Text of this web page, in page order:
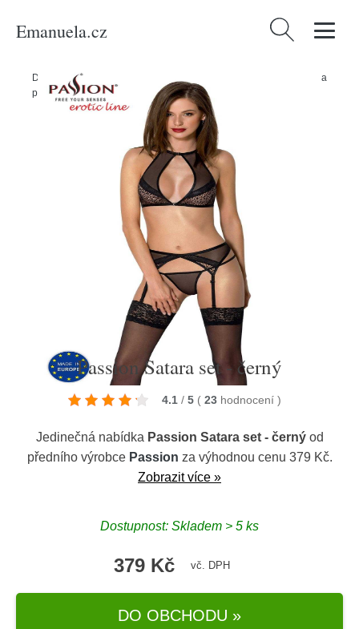
Emanuela.cz Vyhledávání
Domů Produkty
Erotické oblečení a
prádlo/Dámské erotické prádlo/Passion Satara set - černý
Passion Satara set - černý
4.1 / 5 ( 23 hodnocení )
Jedinečná nabídka Passion Satara set - černýod
předního výrobce Passion za výhodnou cenu 379 Kč.
Zobrazit více »
Dostupnost: Skladem > 5 ks
379 Kč vč. DPH
DO OBCHODU »